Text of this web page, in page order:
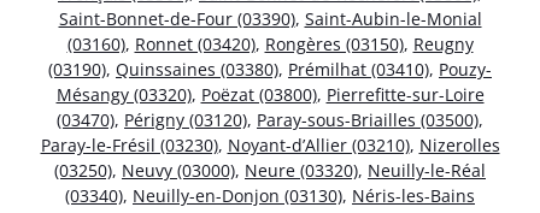
Saint-Bonnet-de-Four (03390), Saint-Aubin-le-Monial
(03160), Ronnet (03420), Rongères (03150), Reugny
(03190), Quinssaines (03380), Prémilhat (03410), Pouzy-
Mésangy (03320), Poëzat (03800), Pierrefitte-sur-Loire
(03470), Périgny (03120), Paray-sous-Briailles (03500),
Paray-le-Frésil (03230), Noyant-d’Allier (03210), Nizerolles
(03250), Neuvy (03000), Neure (03320), Neuilly-le-Réal
(03340), Neuilly-en-Donjon (03130), Néris-les-Bains